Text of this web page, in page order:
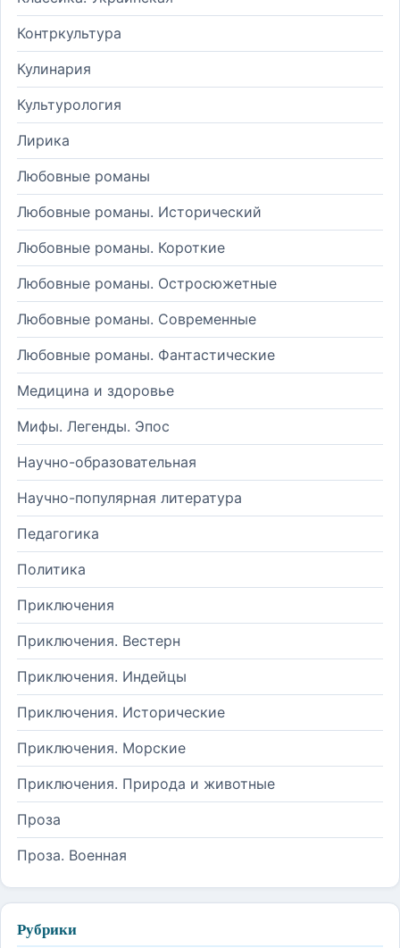
Контркультура
Кулинария
Культурология
Лирика
Любовные романы
Любовные романы. Исторический
Любовные романы. Короткие
Любовные романы. Остросюжетные
Любовные романы. Современные
Любовные романы. Фантастические
Медицина и здоровье
Мифы. Легенды. Эпос
Научно-образовательная
Научно-популярная литература
Педагогика
Политика
Приключения
Приключения. Вестерн
Приключения. Индейцы
Приключения. Исторические
Приключения. Морские
Приключения. Природа и животные
Проза
Проза. Военная
Рубрики